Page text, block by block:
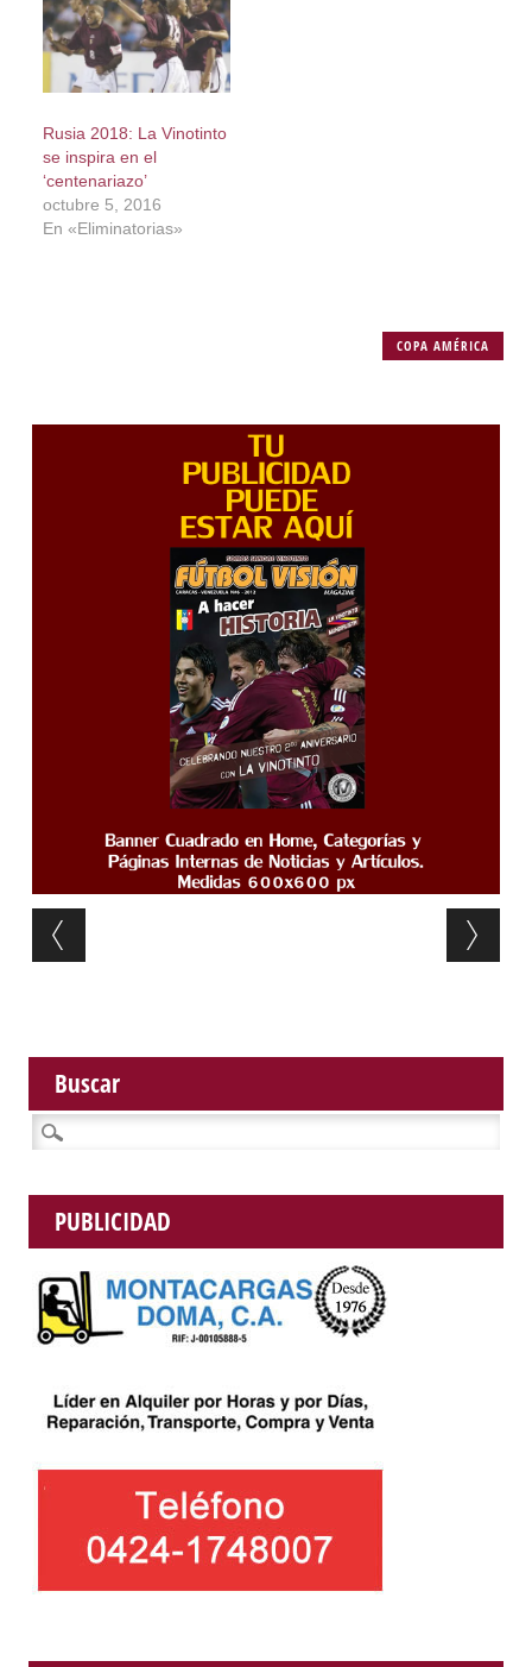
Rusia 2018: La Vinotinto
se inspira en el
‘centenariazo’
octubre 5, 2016
En «Eliminatorias»
COPA AMÉRICA
Post navigation
Buscar
Buscar:
PUBLICIDAD